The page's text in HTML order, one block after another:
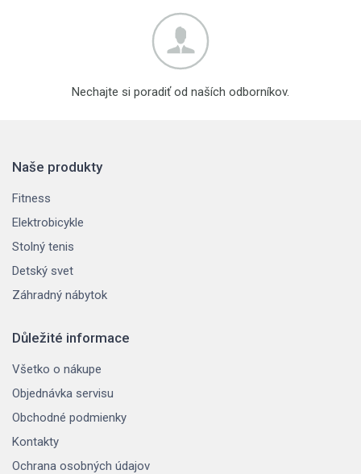
Nechajte si poradiť od naších odborníkov.
Naše produkty
Fitness
Elektrobicykle
Stolný tenis
Detský svet
Záhradný nábytok
Důležité informace
Všetko o nákupe
Objednávka servisu
Obchodné podmienky
Kontakty
Ochrana osobných údajov